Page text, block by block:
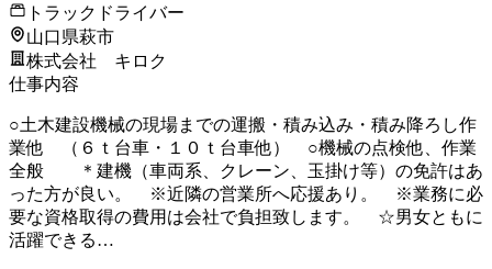
トラックドライバー
山口県萩市
株式会社 キロク
仕事内容
○土木建設機械の現場までの運搬・積み込み・積み降ろし作
業他 （６ｔ台車・１０ｔ台車他） ○機械の点検他、作業
全般 ＊建機（車両系、クレーン、玉掛け等）の免許はあ
った方が良い。 ※近隣の営業所へ応援あり。 ※業務に必
要な資格取得の費用は会社で負担致します。 ☆男女ともに
活躍できる…